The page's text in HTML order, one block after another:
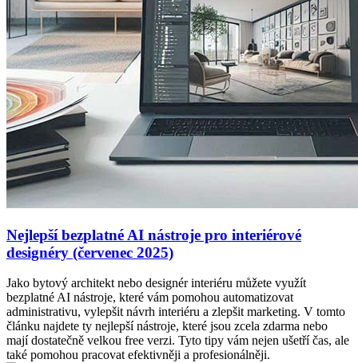
Nejlepší bezplatné AI nástroje pro interiérové
designéry (červenec 2025)
Jako bytový architekt nebo designér interiéru můžete využít
bezplatné AI nástroje, které vám pomohou automatizovat
administrativu, vylepšit návrh interiéru a zlepšit marketing. V tomto
článku najdete ty nejlepší nástroje, které jsou zcela zdarma nebo
mají dostatečně velkou free verzi. Tyto tipy vám nejen ušetří čas, ale
také pomohou pracovat efektivněji a profesionálněji.